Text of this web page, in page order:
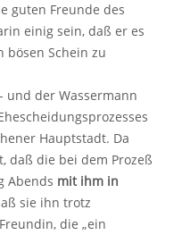
guten Freunde des
einig sein, daß er es
bösen Schein zu
und der Wassermann
Hauptstadt. Da
daß die bei dem Prozeß
Abends mit ihm in
sie ihn trotz
die „ein